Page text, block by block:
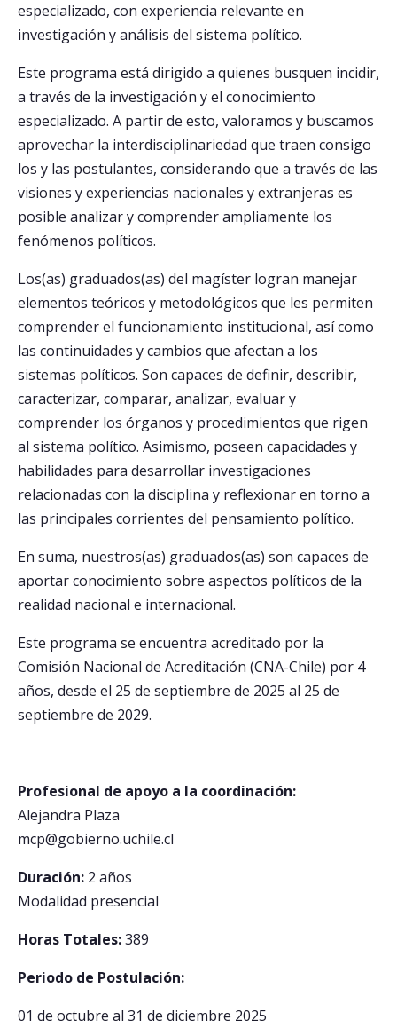
especializado, con experiencia relevante en
investigación y análisis del sistema político.
Este programa está dirigido a quienes busquen incidir,
a través de la investigación y el conocimiento
especializado. A partir de esto, valoramos y buscamos
aprovechar la interdisciplinariedad que traen consigo
los y las postulantes, considerando que a través de las
visiones y experiencias nacionales y extranjeras es
posible analizar y comprender ampliamente los
fenómenos políticos.
Los(as) graduados(as) del magíster logran manejar
elementos teóricos y metodológicos que les permiten
comprender el funcionamiento institucional, así como
las continuidades y cambios que afectan a los
sistemas políticos. Son capaces de definir, describir,
caracterizar, comparar, analizar, evaluar y
comprender los órganos y procedimientos que rigen
al sistema político. Asimismo, poseen capacidades y
habilidades para desarrollar investigaciones
relacionadas con la disciplina y reflexionar en torno a
las principales corrientes del pensamiento político.
En suma, nuestros(as) graduados(as) son capaces de
aportar conocimiento sobre aspectos políticos de la
realidad nacional e internacional.
Este programa se encuentra acreditado por la
Comisión Nacional de Acreditación (CNA-Chile) por 4
años, desde el 25 de septiembre de 2025 al 25 de
septiembre de 2029.
Profesional de apoyo a la coordinación:
Alejandra Plaza
mcp@gobierno.uchile.cl
Duración: 2 años
Modalidad presencial
Horas Totales:389
Periodo de Postulación:
01 de octubre al 31 de diciembre 2025